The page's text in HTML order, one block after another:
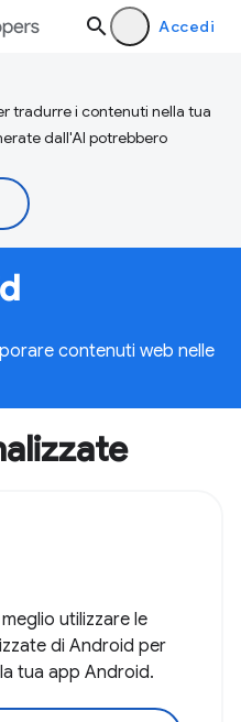
Accedi
tradurre i contenuti nella tua
dall'AI potrebbero
contenuti web nelle
utilizzare le
di Android per
tua app Android.